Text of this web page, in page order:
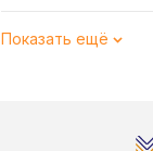
Показать ещё